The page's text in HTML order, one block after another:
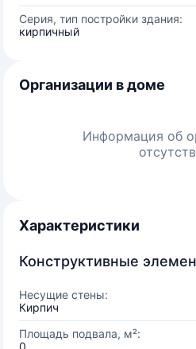
Серия, тип постройки здания:
кирпичный
Организации в доме
Информация об
Характеристики
Конструктивные
Несущие стены:
Кирпич
Площадь подвала, м²:
0